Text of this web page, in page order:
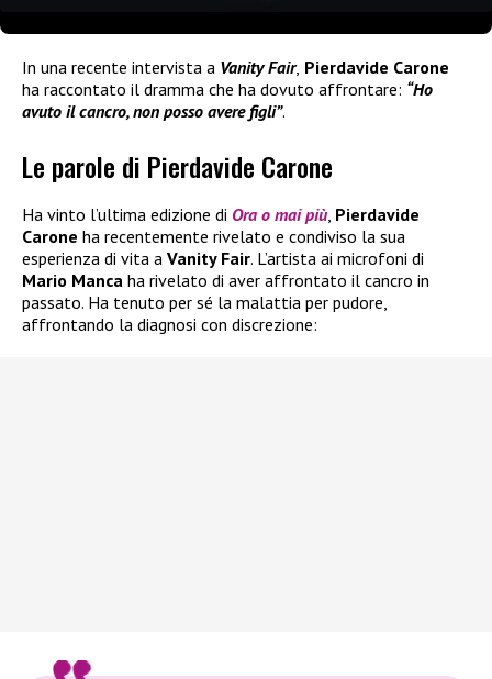
In una recente intervista a Vanity Fair, Pierdavide Carone
ha raccontato il dramma che ha dovuto affrontare: “Ho
avuto il cancro, non posso avere figli”.
Le parole di Pierdavide Carone
Ha vinto l’ultima edizione di Ora o mai più, Pierdavide
Carone ha recentemente rivelato e condiviso la sua
esperienza di vita a Vanity Fair. L’artista ai microfoni di
Mario Manca ha rivelato di aver affrontato il cancro in
passato. Ha tenuto per sé la malattia per pudore,
affrontando la diagnosi con discrezione: